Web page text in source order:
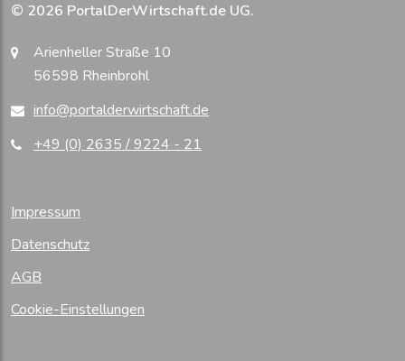
© 2026 PortalDerWirtschaft.de UG.
Arienheller Straße 10
56598 Rheinbrohl
info@portalderwirtschaft.de
+49 (0) 2635 / 9224 - 21
Impressum
Datenschutz
AGB
Cookie-Einstellungen